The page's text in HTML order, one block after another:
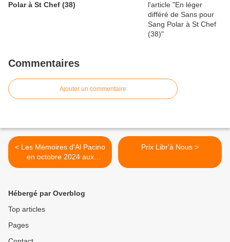
Polar à St Chef (38)
Commentaires
Ajouter un commentaire
< Les Mémoires d'Al Pacino
en octobre 2024 aux
éditions du Seuil
Prix Libr'à Nous >
Hébergé par Overblog
Top articles
Pages